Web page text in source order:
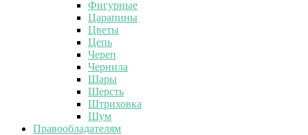
Фигурные
Царапины
Цветы
Цепь
Череп
Чернила
Шары
Шерсть
Штриховка
Шум
Правообладателям